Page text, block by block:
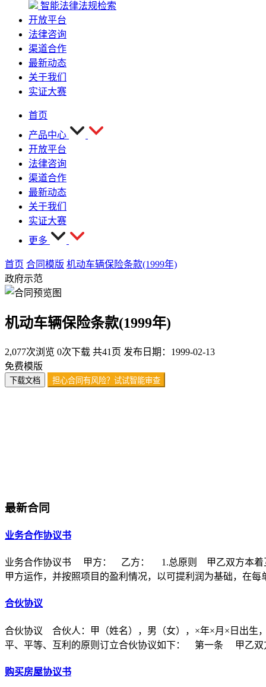
智能法律法规检索
开放平台
法律咨询
渠道合作
最新动态
关于我们
实证大赛
首页
产品中心
开放平台
法律咨询
渠道合作
最新动态
关于我们
实证大赛
更多
首页 合同模版 机动车辆保险条款(1999年)
政府示范
机动车辆保险条款(1999年)
2,077次浏览 0次下载 共41页 发布日期：1999-02-13
免费模版
下载文档 担心合同有风险？试试智能审查
最新合同
业务合作协议书
业务合作协议书 甲方： 乙方： 1.总原则 甲乙双方本着互
甲方运作，并按照项目的盈利情况，以可提利润为基础，在每
合伙协议
合伙协议 合伙人：甲（姓名），男（女），×年×月×日出
平、平等、互利的原则订立合伙协议如下： 第一条 甲乙双
购买房屋协议书